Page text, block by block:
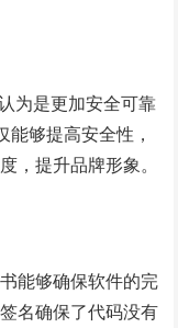
为是更加安全可靠
能够提高安全性，
，提升品牌形象。
能够确保软件的完
名确保了代码没有